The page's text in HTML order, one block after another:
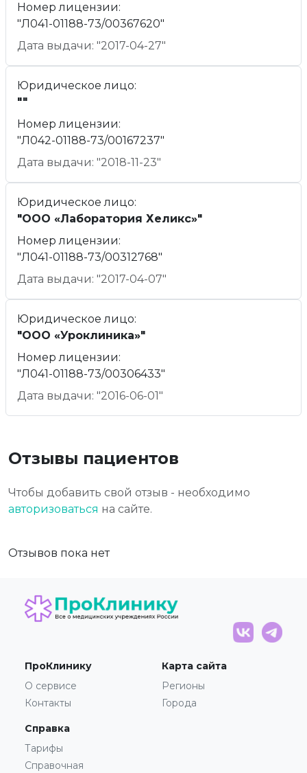
Номер лицензии:
"Л041-01188-73/00367620"
Дата выдачи: "2017-04-27"
Юридическое лицо:
""
Номер лицензии:
"Л042-01188-73/00167237"
Дата выдачи: "2018-11-23"
Юридическое лицо:
"ООО «Лаборатория Хеликс»"
Номер лицензии:
"Л041-01188-73/00312768"
Дата выдачи: "2017-04-07"
Юридическое лицо:
"ООО «Уроклиника»"
Номер лицензии:
"Л041-01188-73/00306433"
Дата выдачи: "2016-06-01"
Отзывы пациентов
Чтобы добавить свой отзыв - необходимо
авторизоваться на сайте.
Отзывов пока нет
ПроКлинику
О сервисе
Контакты
Карта сайта
Регионы
Города
Справка
Тарифы
Справочная